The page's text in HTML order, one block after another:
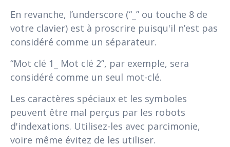
En revanche, l’underscore (“_” ou touche 8 de
votre clavier) est à proscrire puisqu'il n’est pas
considéré comme un séparateur.
“Mot clé 1_ Mot clé 2”, par exemple, sera
considéré comme un seul mot-clé.
Les caractères spéciaux et les symboles
peuvent être mal perçus par les robots
d'indexations. Utilisez-les avec parcimonie,
voire même évitez de les utiliser.